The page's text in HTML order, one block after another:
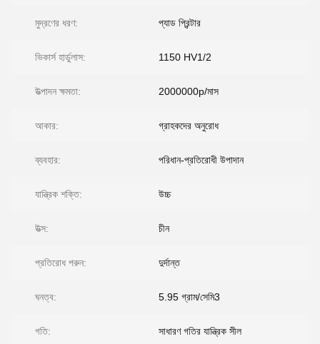
মুদ্রণের ধরণ: প্যাড প্রিন্টার
ভিকার্স হার্ডুলাস: 1150 HV1/2
উত্পাদন ক্ষমতা: 2000000p/মাস
আকার: গ্রাহকদের অনুরোধ
ব্যবহার: পরিধান-প্রতিরোধী উপাদান
যান্ত্রিক শক্তি: উচ্চ
উত্স: চীন
প্রতিরোধ পরুন: দুর্দান্ত
ঘনত্ব: 5.95 গ্রাম/সেমি3
গতি: সাধারণ গতির যান্ত্রিক সীল